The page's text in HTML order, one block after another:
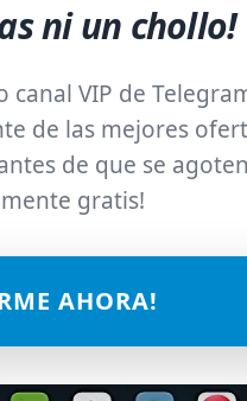
ni un
canal VIP de
de las mejores
de que se
gratis!
AHORA!